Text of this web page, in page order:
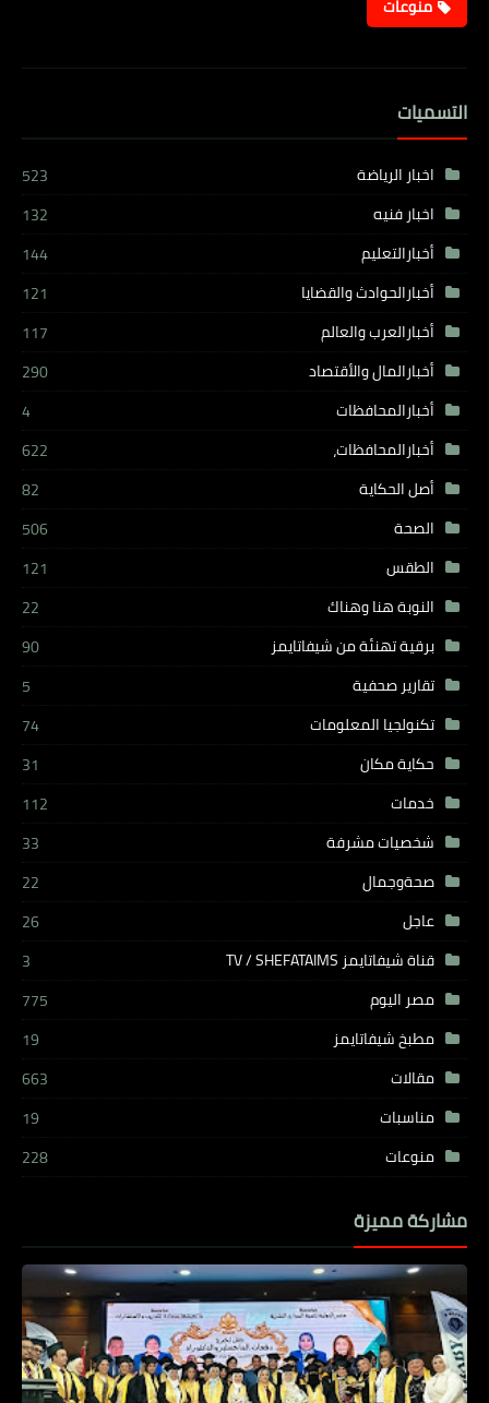
منوعات
التسميات
اخبار الرياضة
523
اخبار فنيه
132
أخبارالتعليم
144
أخبارالحوادث والقضايا
121
أخبارالعرب والعالم
117
أخبارالمال والأقتصاد
290
أخبارالمحافظات
4
أخبارالمحافظات،
622
أصل الحكاية
82
الصحة
506
الطقس
121
النوبة هنا وهناك
22
برقية تهنئة من شيفاتايمز
90
تقارير صحفية
5
تكنولجيا المعلومات
74
حكاية مكان
31
خدمات
112
شخصيات مشرفة
33
صحةوجمال
22
عاجل
26
قناة شيفاتايمز TV / SHEFATAIMS
3
مصر اليوم
775
مطبخ شيفاتايمز
19
مقالات
663
مناسبات
19
منوعات
228
مشاركة مميزة